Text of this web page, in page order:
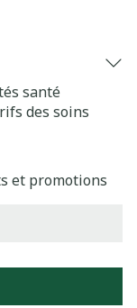
santé
des soins
et promotions